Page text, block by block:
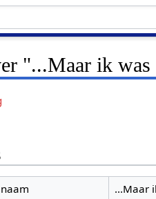
"...Maar ik was
...Maar